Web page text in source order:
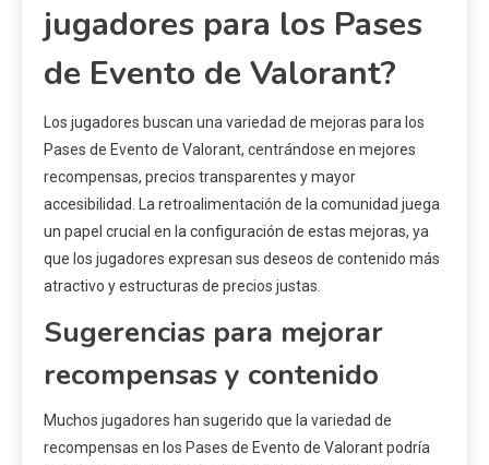
jugadores para los Pases
de Evento de Valorant?
Los jugadores buscan una variedad de mejoras para los
Pases de Evento de Valorant, centrándose en mejores
recompensas, precios transparentes y mayor
accesibilidad. La retroalimentación de la comunidad juega
un papel crucial en la configuración de estas mejoras, ya
que los jugadores expresan sus deseos de contenido más
atractivo y estructuras de precios justas.
Sugerencias para mejorar
recompensas y contenido
Muchos jugadores han sugerido que la variedad de
recompensas en los Pases de Evento de Valorant podría